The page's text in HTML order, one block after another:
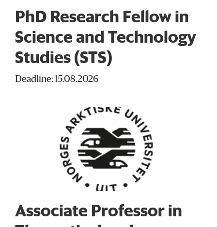
PhD Research Fellow in
Science and Technology
Studies (STS)
Deadline: 15.08.2026
Associate Professor in